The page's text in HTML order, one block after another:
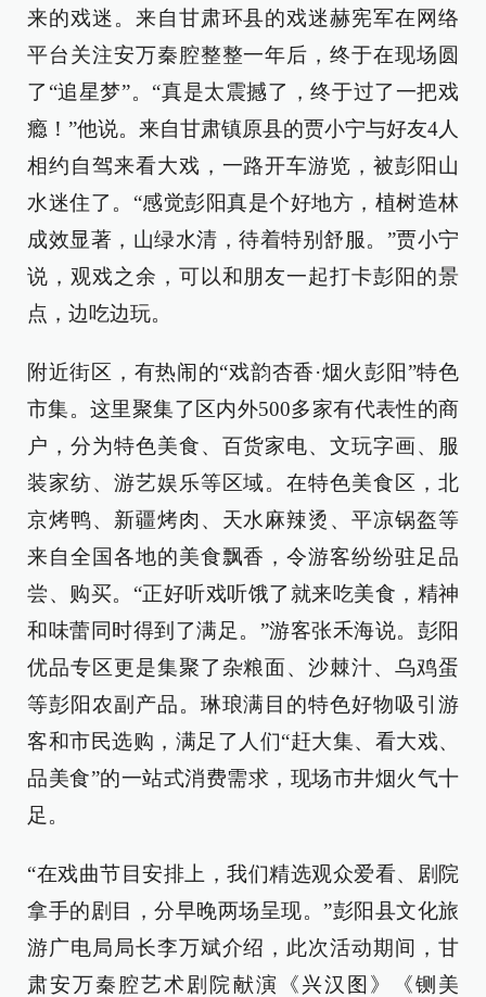
来的戏迷。来自甘肃环县的戏迷赫宪军在网络
平台关注安万秦腔整整一年后，终于在现场圆
了“追星梦”。“真是太震撼了，终于过了一把戏
瘾！”他说。来自甘肃镇原县的贾小宁与好友4人
相约自驾来看大戏，一路开车游览，被彭阳山
水迷住了。“感觉彭阳真是个好地方，植树造林
成效显著，山绿水清，待着特别舒服。”贾小宁
说，观戏之余，可以和朋友一起打卡彭阳的景
点，边吃边玩。
附近街区，有热闹的“戏韵杏香·烟火彭阳”特色
市集。这里聚集了区内外500多家有代表性的商
户，分为特色美食、百货家电、文玩字画、服
装家纺、游艺娱乐等区域。在特色美食区，北
京烤鸭、新疆烤肉、天水麻辣烫、平凉锅盔等
来自全国各地的美食飘香，令游客纷纷驻足品
尝、购买。“正好听戏听饿了就来吃美食，精神
和味蕾同时得到了满足。”游客张禾海说。彭阳
优品专区更是集聚了杂粮面、沙棘汁、乌鸡蛋
等彭阳农副产品。琳琅满目的特色好物吸引游
客和市民选购，满足了人们“赶大集、看大戏、
品美食”的一站式消费需求，现场市井烟火气十
足。
“在戏曲节目安排上，我们精选观众爱看、剧院
拿手的剧目，分早晚两场呈现。”彭阳县文化旅
游广电局局长李万斌介绍，此次活动期间，甘
肃安万秦腔艺术剧院献演《兴汉图》《铡美